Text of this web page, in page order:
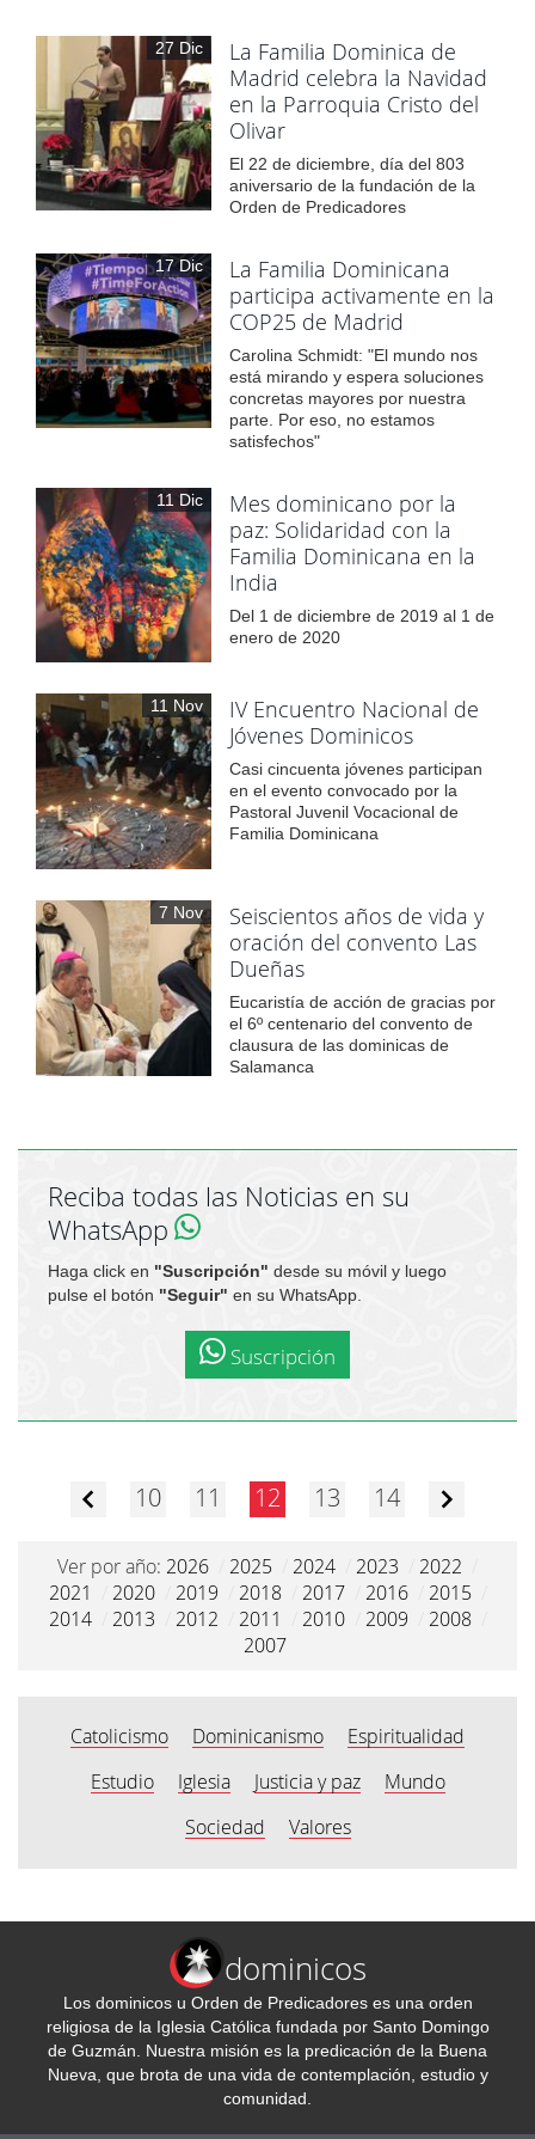
27 Dic
La Familia Dominica de
Madrid celebra la Navidad
en la Parroquia Cristo del
Olivar
El 22 de diciembre, día del 803
aniversario de la fundación de la
Orden de Predicadores
17 Dic
La Familia Dominicana
participa activamente en la
COP25 de Madrid
Carolina Schmidt: "El mundo nos
está mirando y espera soluciones
concretas mayores por nuestra
parte. Por eso, no estamos
satisfechos"
11 Dic
Mes dominicano por la
paz: Solidaridad con la
Familia Dominicana en la
India
Del 1 de diciembre de 2019 al 1 de
enero de 2020
11 Nov
IV Encuentro Nacional de
Jóvenes Dominicos
Casi cincuenta jóvenes participan
en el evento convocado por la
Pastoral Juvenil Vocacional de
Familia Dominicana
7 Nov
Seiscientos años de vida y
oración del convento Las
Dueñas
Eucaristía de acción de gracias por
el 6º centenario del convento de
clausura de las dominicas de
Salamanca
Reciba todas las Noticias en su
WhatsApp
Haga click en "Suscripción" desde su móvil y luego
pulse el botón "Seguir" en su WhatsApp.
Suscripción
10 11 12 13 14
Ver por año: 2026 2025 2024 2023 2022
2021
2020 2019 2018 2017 2016 2015
2014
2013 2012 2011 2010 2009 2008
2007
Catolicismo Dominicanismo
Espiritualidad
Estudio
Iglesia Justicia y paz
Mundo
Sociedad
Valores
dominicos
Los dominicos u Orden de Predicadores es una orden
religiosa de la Iglesia Católica fundada por Santo Domingo
de Guzmán. Nuestra misión es la predicación de la Buena
Nueva, que brota de una vida de contemplación, estudio y
comunidad.